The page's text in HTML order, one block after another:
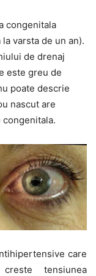
congenitala
varsta de un an).
de drenaj
este greu de
poate descrie
nascut are
care
tensiunea